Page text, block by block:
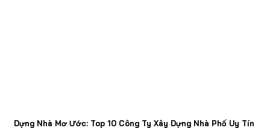
Dựng Nhà Mơ Ước: Top 10 Công Ty Xây Dựng Nhà Phố Uy Tín